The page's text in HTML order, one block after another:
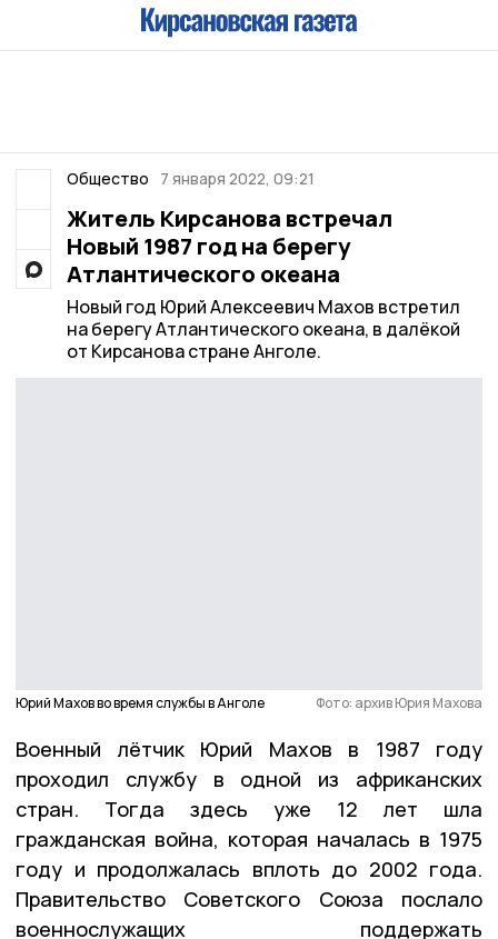
Общество 7 января 2022, 09:21
Житель Кирсанова встречал
Новый 1987 год на берегу
Атлантического океана
Новый год Юрий Алексеевич Махов встретил
на берегу Атлантического океана, в далёкой
от Кирсанова стране Анголе.
Юрий Махов во время службы в Анголе Фото: архив Юрия Махова
Военный лётчик Юрий Махов в 1987 году
проходил службу в одной из африканских
стран. Тогда здесь уже 12 лет шла
гражданская война, которая началась в 1975
году и продолжалась вплоть до 2002 года.
Правительство Советского Союза послало
военнослужащих поддержать